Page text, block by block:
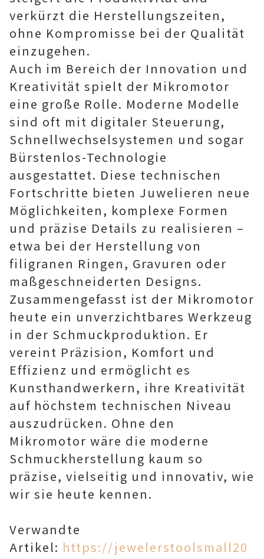
verkürzt die Herstellungszeiten,
ohne Kompromisse bei der Qualität
einzugehen.
Auch im Bereich der Innovation und
Kreativität spielt der Mikromotor
eine große Rolle. Moderne Modelle
sind oft mit digitaler Steuerung,
Schnellwechselsystemen und sogar
Bürstenlos-Technologie
ausgestattet. Diese technischen
Fortschritte bieten Juwelieren neue
Möglichkeiten, komplexe Formen
und präzise Details zu realisieren –
etwa bei der Herstellung von
filigranen Ringen, Gravuren oder
maßgeschneiderten Designs.
Zusammengefasst ist der Mikromotor
heute ein unverzichtbares Werkzeug
in der Schmuckproduktion. Er
vereint Präzision, Komfort und
Effizienz und ermöglicht es
Kunsthandwerkern, ihre Kreativität
auf höchstem technischen Niveau
auszudrücken. Ohne den
Mikromotor wäre die moderne
Schmuckherstellung kaum so
präzise, vielseitig und innovativ, wie
wir sie heute kennen.
Verwandte
Artikel: https://jewelerstoolsmall20